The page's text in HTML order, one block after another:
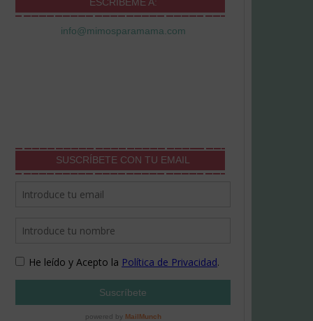
info@mimosparamama.com
SUSCRÍBETE CON TU EMAIL